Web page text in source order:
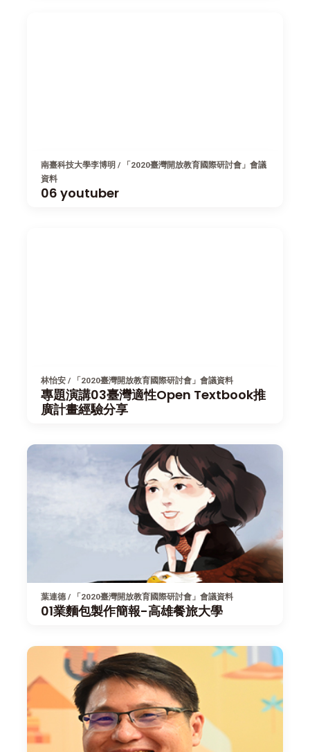
南臺科技大學李博明 / 「2020臺灣開放教育國際研討會」會議
資料
06 youtuber
林怡安 / 「2020臺灣開放教育國際研討會」會議資料
專題演講03臺灣適性Open Textbook推
廣計畫經驗分享
葉連德 / 「2020臺灣開放教育國際研討會」會議資料
01業麵包製作簡報-高雄餐旅大學